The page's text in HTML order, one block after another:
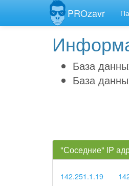
PROzavr
База
База
"Соседние" IP
142.251.1.19